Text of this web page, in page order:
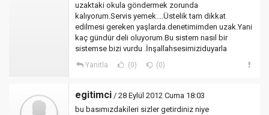
uzaktaki okula göndermek zorunda
kalıyorum.Servis yemek....Üstelik tam dikkat
edilmesi gereken yaşlarda.denetimimden uzak.Yani
kaç gündür deli oluyorum.Bu sistem nasıl bir
sistemse bizi vurdu .İnşallahsesimiziduyarla
Yanıtla (0) (0)
egitimci / 28 Eylül 2012 Cuma 18:03
bu basımızdakileri sizler getirdiniz niye